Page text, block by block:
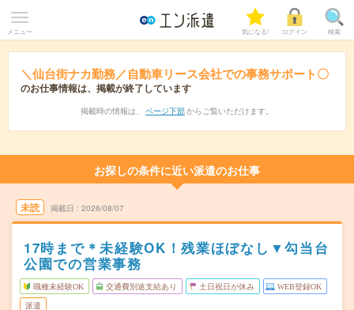
メニュー 気になる! ログイン 検索
＼仙台街ナカ勤務／自動車リース会社での事務サポート〇
のお仕事情報は、掲載が終了しています
掲載時の情報は、 ページ下部 からご覧いただけます。
お探しの条件に近い派遣のお仕事
未読 掲載日 2026/08/07
17時まで＊未経験OK！残業ほぼなし▼勾当台
公園での営業事務
職種未経験OK 交通費別途支給あり 土日祝日が休み WEB登録OK
派遣